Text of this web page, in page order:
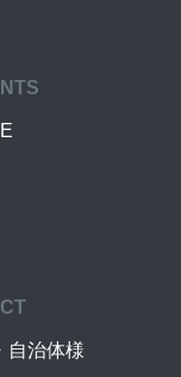
自治体様